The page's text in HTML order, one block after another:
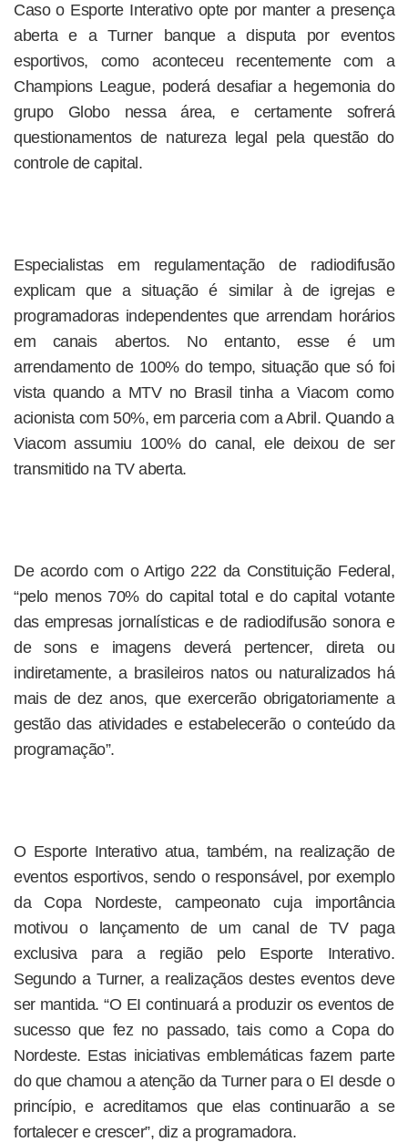
Caso o Esporte Interativo opte por manter a presença
aberta e a Turner banque a disputa por eventos
esportivos, como aconteceu recentemente com a
Champions League, poderá desafiar a hegemonia do
grupo Globo nessa área, e certamente sofrerá
questionamentos de natureza legal pela questão do
controle de capital.
Especialistas em regulamentação de radiodifusão
explicam que a situação é similar à de igrejas e
programadoras independentes que arrendam horários
em canais abertos. No entanto, esse é um
arrendamento de 100% do tempo, situação que só foi
vista quando a MTV no Brasil tinha a Viacom como
acionista com 50%, em parceria com a Abril. Quando a
Viacom assumiu 100% do canal, ele deixou de ser
transmitido na TV aberta.
De acordo com o Artigo 222 da Constituição Federal,
“pelo menos 70% do capital total e do capital votante
das empresas jornalísticas e de radiodifusão sonora e
de sons e imagens deverá pertencer, direta ou
indiretamente, a brasileiros natos ou naturalizados há
mais de dez anos, que exercerão obrigatoriamente a
gestão das atividades e estabelecerão o conteúdo da
programação”.
O Esporte Interativo atua, também, na realização de
eventos esportivos, sendo o responsável, por exemplo
da Copa Nordeste, campeonato cuja importância
motivou o lançamento de um canal de TV paga
exclusiva para a região pelo Esporte Interativo.
Segundo a Turner, a realizaçãos destes eventos deve
ser mantida. “O EI continuará a produzir os eventos de
sucesso que fez no passado, tais como a Copa do
Nordeste. Estas iniciativas emblemáticas fazem parte
do que chamou a atenção da Turner para o EI desde o
princípio, e acreditamos que elas continuarão a se
fortalecer e crescer”, diz a programadora.